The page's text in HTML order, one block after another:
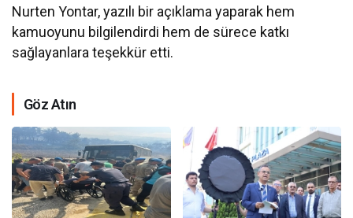
Nurten Yontar, yazılı bir açıklama yaparak hem
kamuoyunu bilgilendirdi hem de sürece katkı
sağlayanlara teşekkür etti.
Göz Atın